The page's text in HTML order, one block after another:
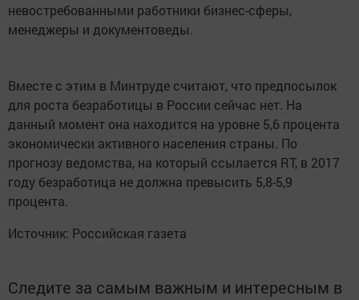
невостребованными работники бизнес-сферы,
менеджеры и документоведы.
Вместе с этим в Минтруде считают, что предпосылок
для роста безработицы в России сейчас нет. На
данный момент она находится на уровне 5,6 процента
экономически активного населения страны. По
прогнозу ведомства, на который ссылается RT, в 2017
году безработица не должна превысить 5,8-5,9
процента.
Источник: Российская газета
Следите за самым важным и интересным в